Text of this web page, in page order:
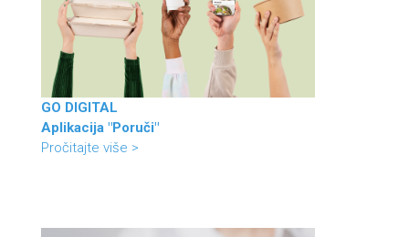
GO DIGITAL
Aplikacija "Poruči"
Pročitajte više >